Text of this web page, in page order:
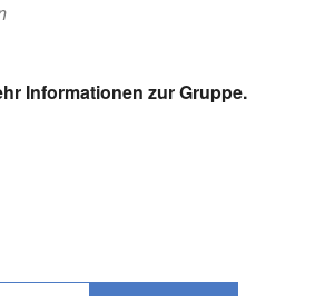
Informationen zur Gruppe.